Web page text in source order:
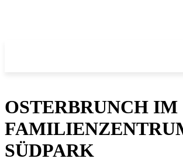
OSTERBRUNCH IM
SÜDPARK